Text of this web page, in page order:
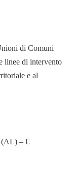
di Comuni
linee di intervento
e al
(AL) – €